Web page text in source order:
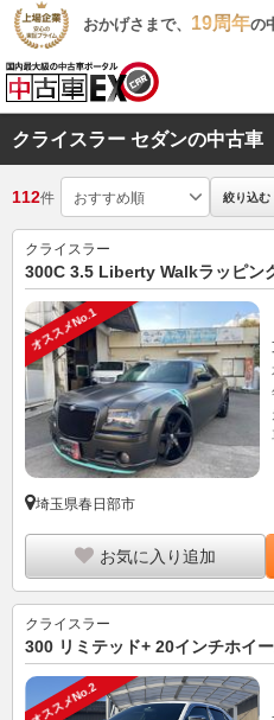
おかげさまで、 19周年の
クライスラー セダンの中古車
112件 絞り込む
クライスラー
300C 3.5 Liberty Walkラッピン
オススメNo.1
埼玉県春日部市
お気に入り追加
クライスラー
300 リミテッド+ 20インチホイ
オススメNo.2